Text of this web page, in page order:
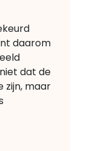
daarom
dat de
maar